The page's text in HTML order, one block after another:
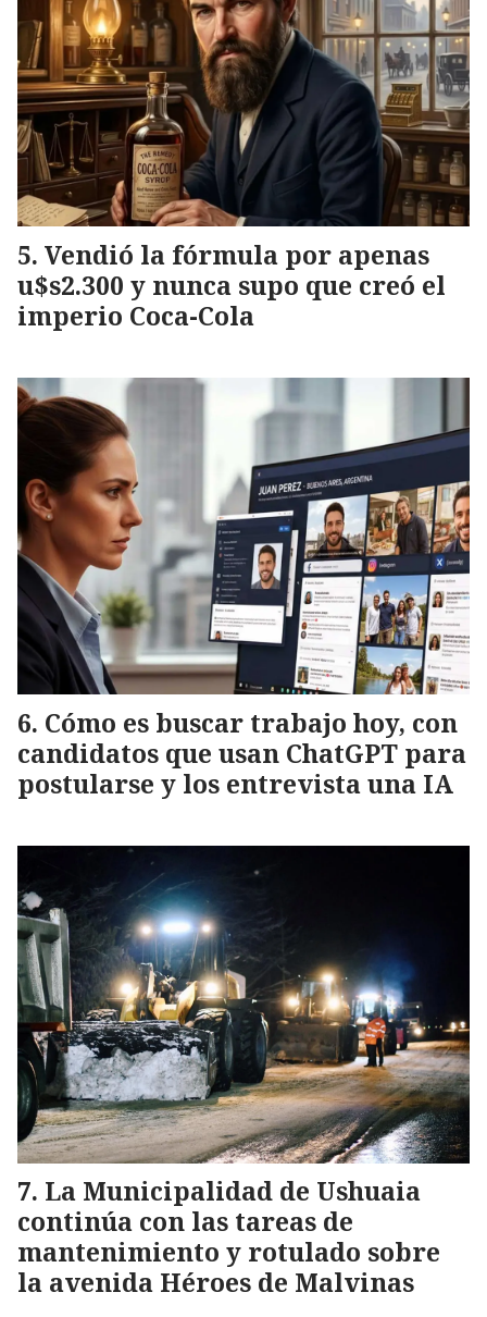
Vendió la fórmula por apenas
u$s2.300 y nunca supo que creó el
imperio Coca-Cola
Cómo es buscar trabajo hoy, con
candidatos que usan ChatGPT para
postularse y los entrevista una IA
La Municipalidad de Ushuaia
continúa con las tareas de
mantenimiento y rotulado sobre
la avenida Héroes de Malvinas